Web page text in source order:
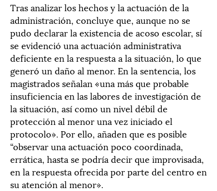
Tras analizar los hechos y la actuación de la
administración, concluye que, aunque no se
pudo declarar la existencia de acoso escolar, sí
se evidenció una actuación administrativa
deficiente en la respuesta a la situación, lo que
generó un daño al menor. En la sentencia, los
magistrados señalan «una más que probable
insuficiencia en las labores de investigación de
la situación, así como un nivel débil de
protección al menor una vez iniciado el
protocolo». Por ello, añaden que es posible
“observar una actuación poco coordinada,
errática, hasta se podría decir que improvisada,
en la respuesta ofrecida por parte del centro en
su atención al menor».